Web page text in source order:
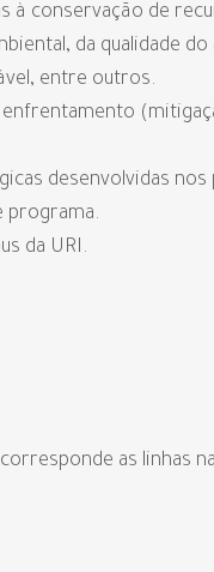
à conservação de
da qualidade do
entre outros.
desenvolvidas
programa.
da URI.
as linhas